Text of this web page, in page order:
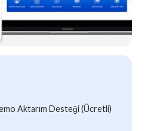
Aktarım Desteği (Ücretli)